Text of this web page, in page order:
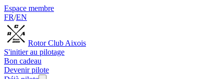
Espace membre
FR/EN
Rotor Club Aixois
S'initier au pilotage
Bon cadeau
Devenir pilote